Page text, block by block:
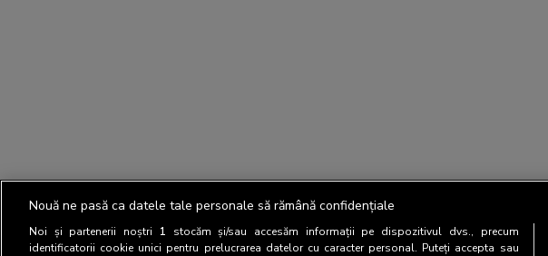
Nouă ne pasă ca datele tale personale să rămână confidențiale
Noi și partenerii noștri 1 stocăm și/sau accesăm informații pe dispozitivul dvs., precum
identificatorii cookie unici pentru prelucrarea datelor cu caracter personal. Puteți accepta sau